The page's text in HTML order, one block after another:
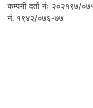
कम्पनी दर्ता नंः २०२१९७/
नं. १९४२/०७६-७७